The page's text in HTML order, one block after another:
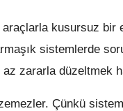
kusursuz
sistemlerde
zararla düzeltmek
Çünkü